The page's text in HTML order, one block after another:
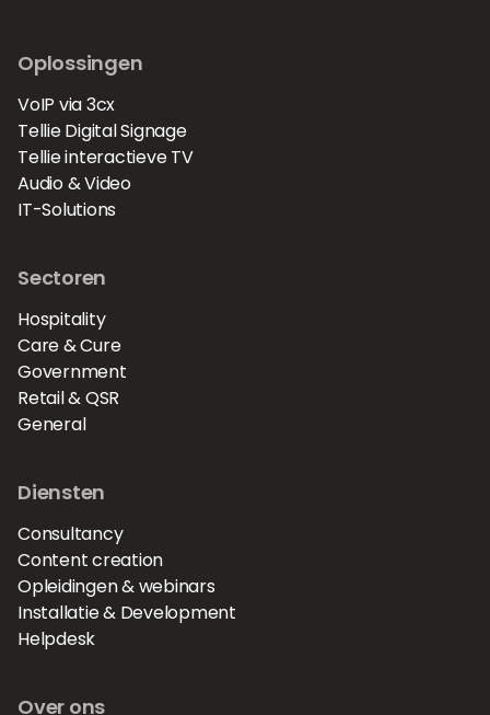
Oplossingen
VoIP via 3cx
Tellie Digital Signage
Tellie interactieve TV
Audio & Video
IT-Solutions
Sectoren
Hospitality
Care & Cure
Government
Retail & QSR
General
Diensten
Consultancy
Content creation
Opleidingen & webinars
Installatie & Development
Helpdesk
Over ons